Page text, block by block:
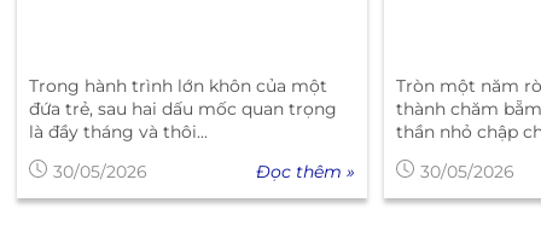
Trong hành trình lớn khôn của một
đứa trẻ, sau hai dấu mốc quan trọng
là đầy tháng và thôi...
30/05/2026
Đọc thêm »
Tròn một năm
thành chăm
thần nhỏ chập
30/05/2026